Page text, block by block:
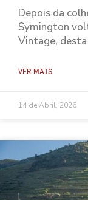
Depois da
Symington
Vintage,
VER MAIS
14 de Abril, 2026